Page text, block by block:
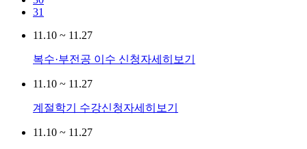
31
11.10 ~ 11.27
복수·부전공 이수 신청자세히보기
11.10 ~ 11.27
계절학기 수강신청자세히보기
11.10 ~ 11.27